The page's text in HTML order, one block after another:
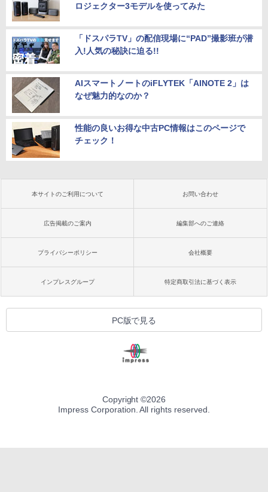
ロジェクター3モデルを使ってみた
「ドスパラTV」の配信現場に“PAD”撮影班が潜
入!人気の秘訣に迫る!!
AIスマートノートのiFLYTEK「AINOTE 2」は
なぜ魅力的なのか？
性能の良いお得な中古PC情報はこのページで
チェック！
本サイトのご利用について お問い合わせ
広告掲載のご案内 編集部へのご連絡
プライバシーポリシー 会社概要
インプレスグループ 特定商取引法に基づく表示
PC版で見る
Copyright ©2026
Impress Corporation. All rights reserved.